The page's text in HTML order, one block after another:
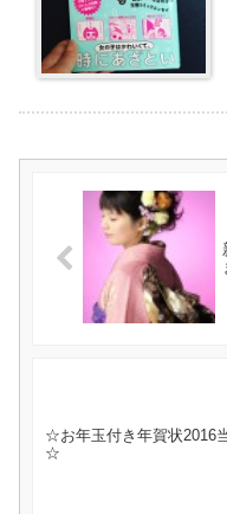
☆お年玉付き年賀状2016
☆